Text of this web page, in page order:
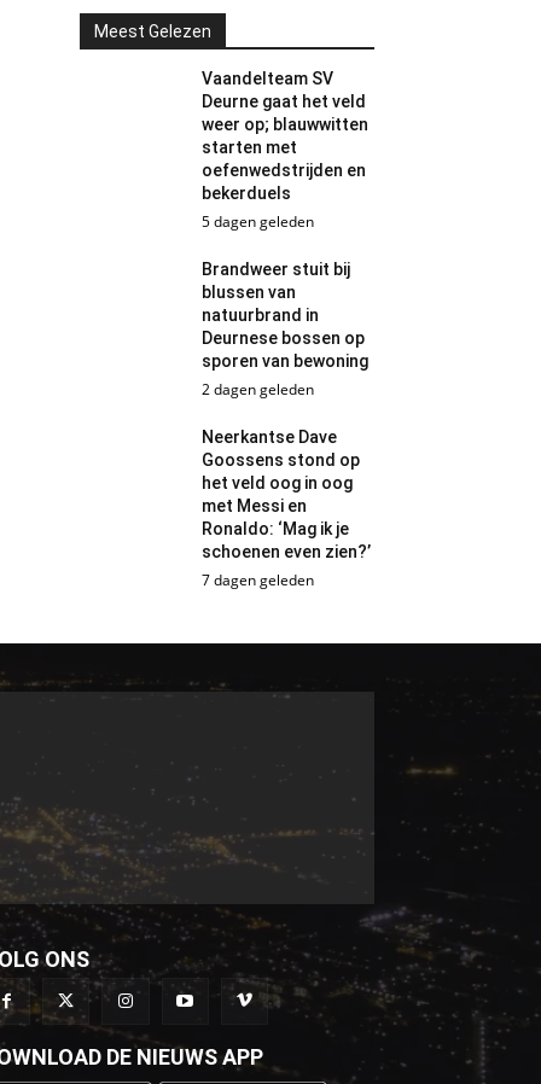
Meest Gelezen
Vaandelteam SV
Deurne gaat het veld
weer op; blauwwitten
starten met
oefenwedstrijden en
bekerduels
5 dagen geleden
Brandweer stuit bij
blussen van
natuurbrand in
Deurnese bossen op
sporen van bewoning
2 dagen geleden
Neerkantse Dave
Goossens stond op
het veld oog in oog
met Messi en
Ronaldo: ‘Mag ik je
schoenen even zien?’
7 dagen geleden
ONS
DE NIEUWS APP